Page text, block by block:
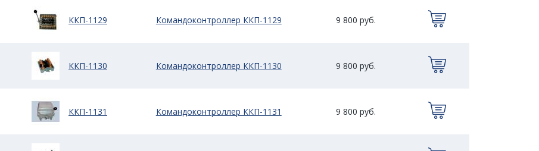
ККП-1129 Командоконтроллер ККП-1129 9 800 руб.
ККП-1130 Командоконтроллер ККП-1130 9 800 руб.
ККП-1131 Командоконтроллер ККП-1131 9 800 руб.